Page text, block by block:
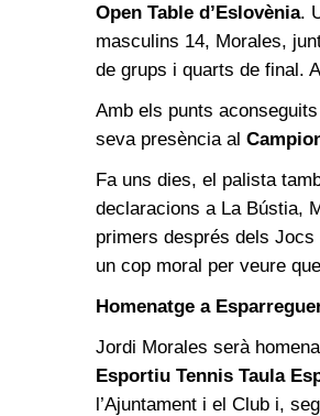
Open Table d’Eslovènia.
masculins 14, Morales,
de grups i quarts de final.
Amb els punts
seva presència al
Fa uns dies, el palista
declaracions a La Bústia,
primers després dels
un cop moral per veure
Homenatge a
Jordi Morales serà
Esportiu Tennis Taula
l’Ajuntament i el Club i,